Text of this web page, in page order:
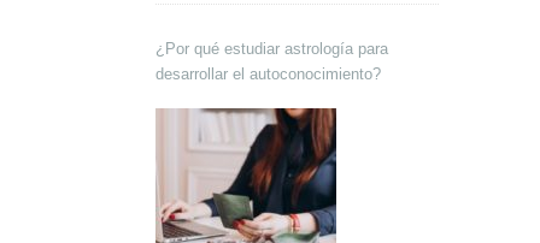
¿Por qué estudiar astrología para
desarrollar el autoconocimiento?